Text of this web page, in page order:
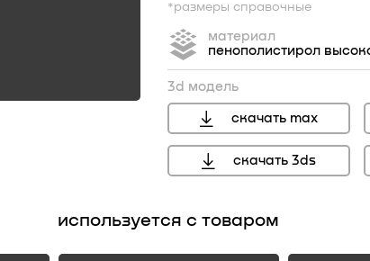
*размеры справочные
материал
пенополистирол
3d модель
скачать max
скачать 3ds
используется с товаром